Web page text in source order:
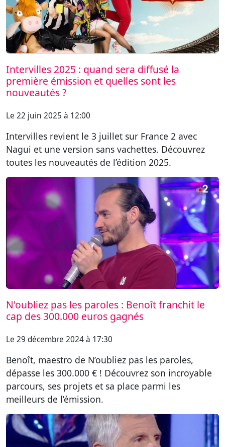
Intervilles 2025 : quand sera diffusé la
première émission et quelles sont les
nouveautés ?
Le 22 juin 2025 à 12:00
Intervilles revient le 3 juillet sur France 2 avec
Nagui et une version sans vachettes. Découvrez
toutes les nouveautés de l’édition 2025.
N'oubliez pas les paroles : Benoît franchit le
cap des 300.000 euros gagnés
Le 29 décembre 2024 à 17:30
Benoît, maestro de N’oubliez pas les paroles,
dépasse les 300.000 € ! Découvrez son incroyable
parcours, ses projets et sa place parmi les
meilleurs de l’émission.